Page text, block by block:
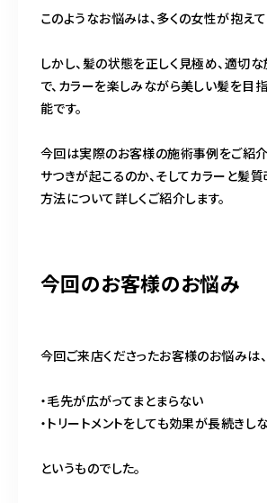
このようなお悩みは、多くの女性が抱えて
しかし、髪の状態を正しく見極め、適切
で、カラーを楽しみながら美しい髪を目
能です。
今回は実際のお客様の施術事例をご紹
サつきが起こるのか、そしてカラーと髪
方法について詳しくご紹介します。
今回のお客様のお悩み
今回ご来店くださったお客様のお悩みは、
・毛先が広がってまとまらない
・トリートメントをしても効果が長続きし
というものでした。